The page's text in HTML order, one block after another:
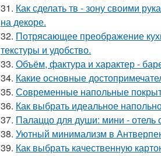
31. Как сделать тв - зону своими
на декоре.
32. Потрясающее преображение
текстуры и удобство.
33. Объём, фактура и характер -
34. Какие основные
35. Современные напольные
36. Как выбрать идеальное
37. Палаццо для души: мини - отель
38. Уютный минимализм в
39. Как выбрать качественную